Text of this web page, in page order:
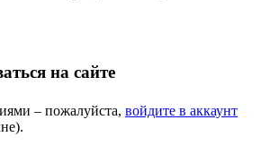
на сайте
– пожалуйста, войдите в аккаунт